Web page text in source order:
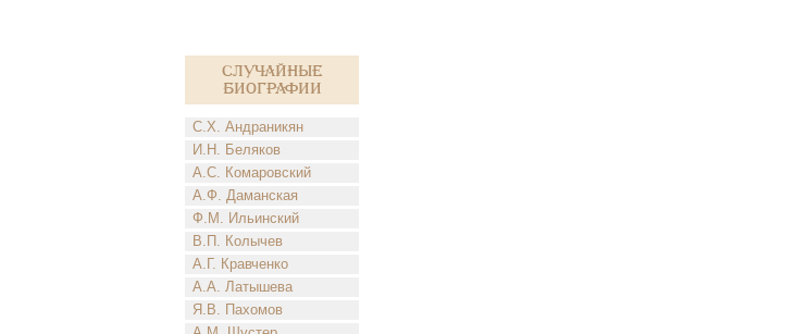
Случайные
биографии
С.Х. Андраникян
И.Н. Беляков
А.С. Комаровский
А.Ф. Даманская
Ф.М. Ильинский
В.П. Колычев
А.Г. Кравченко
А.А. Латышева
Я.В. Пахомов